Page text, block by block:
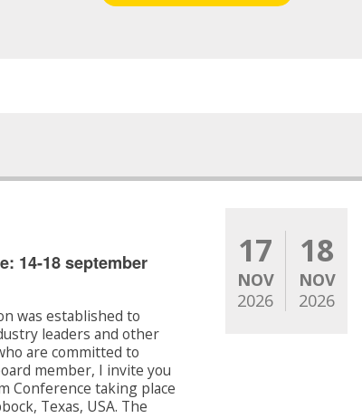
14-18 september
was established to
leaders and other
are committed to
member, I invite you
Conference taking place
Texas, USA. The
17
NOV
2026
18
NOV
2026